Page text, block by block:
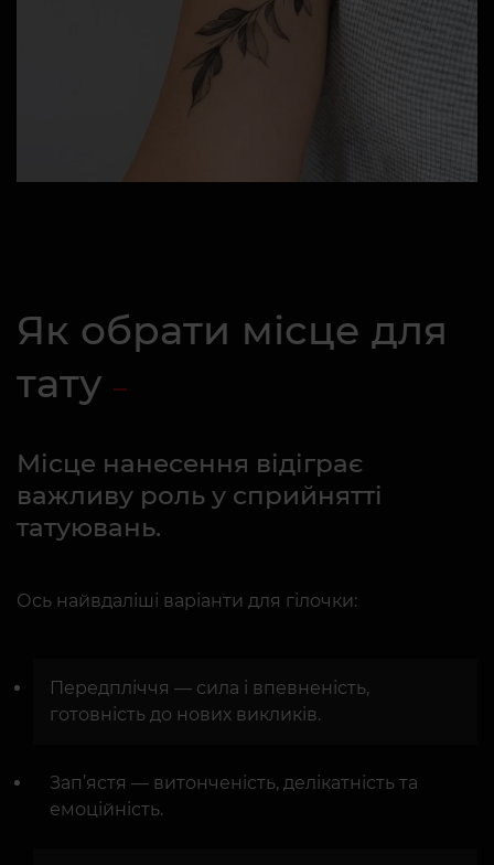
Як обрати місце для
тату
Місце нанесення відіграє
важливу роль у сприйнятті
татуювань.
Ось найвдаліші варіанти для гілочки:
Передпліччя — сила і впевненість,
готовність до нових викликів.
Зап’ястя — витонченість, делікатність та
емоційність.